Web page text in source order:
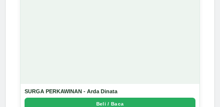
SURGA PERKAWINAN - Arda Dinata
Beli / Baca